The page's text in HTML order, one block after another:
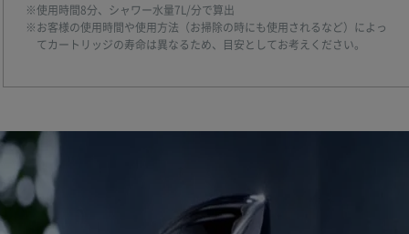
※使用時間8分、シャワー水量7L/分で算出
※お客様の使用時間や使用方法（お掃除の時にも使用されるなど）によっ
てカートリッジの寿命は異なるため、目安としてお考えください。